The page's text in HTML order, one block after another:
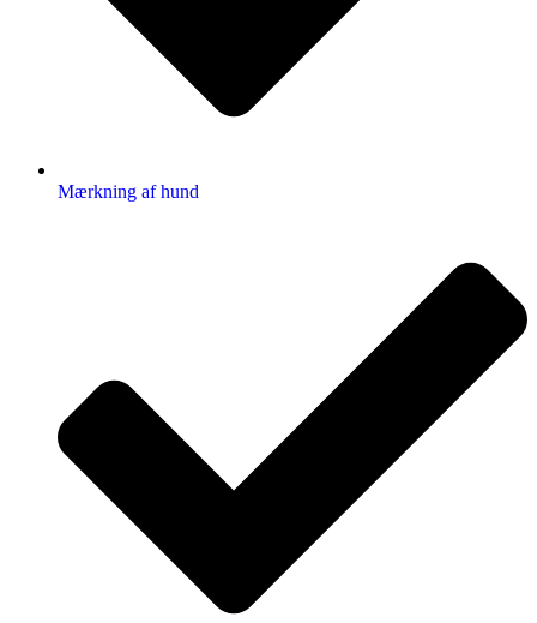
Mærkning af hund